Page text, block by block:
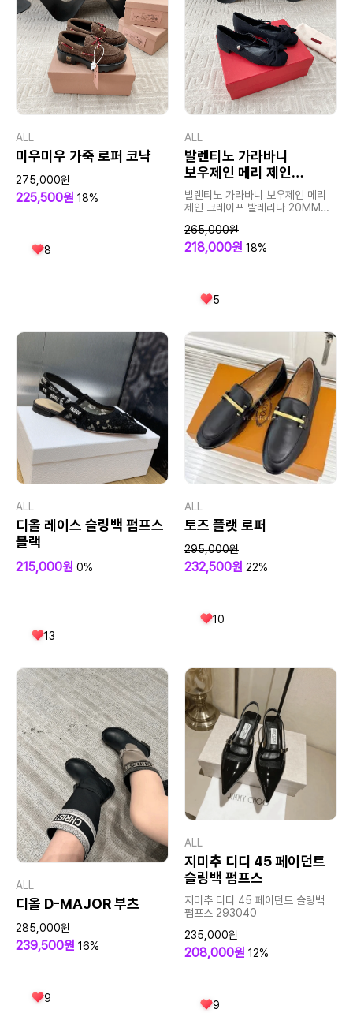
ALL
미우미우 가죽 로퍼 코냑
275,000원
225,500원 18%
8
ALL
발렌티노 가라바니
보우제인 메리 제인
크레이프 발레리나 20MM
발렌티노 가라바니 보우제인 메리
제인 크레이프 발레리나 20MM
265,000원
218,000원 18%
5
ALL
디올 레이스 슬링백 펌프스
블랙
215,000원 0%
13
ALL
토즈 플랫 로퍼
295,000원
232,500원 22%
10
ALL
디올 D-MAJOR 부츠
285,000원
239,500원 16%
9
ALL
지미추 디디 45 페이던트
슬링백 펌프스
지미추 디디 45 페이던트 슬링백
펌프스 293040
235,000원
208,000원 12%
9